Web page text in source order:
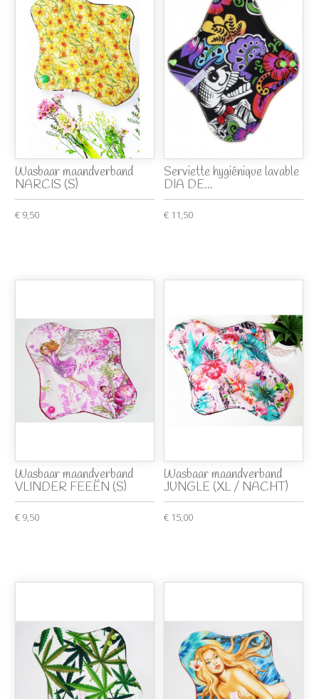
Wasbaar maandverband
NARCIS (S)
€ 9,50
Serviette hygiénique lavable
DIA DE...
€ 11,50
Wasbaar maandverband
VLINDER FEEËN (S)
€ 9,50
Wasbaar maandverband
JUNGLE (XL / NACHT)
€ 15,00